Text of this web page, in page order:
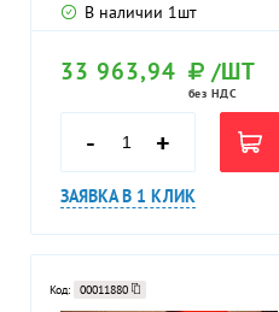
В наличии 1шт
33 963,94 /ШТ
без НДС
- +
ЗАЯВКА В 1 КЛИК
Код: 00011880